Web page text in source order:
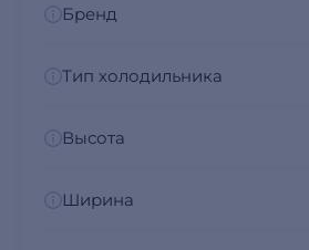
Бренд
Тип холодильника
Высота
Ширина